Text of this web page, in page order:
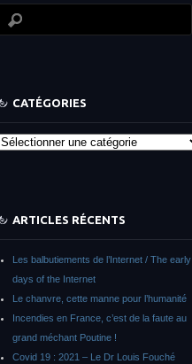
CATÉGORIES
Catégories
ARTICLES RÉCENTS
Les balbutiements de l’Internet / The early
days of the Internet
Le chanvre, cette manne pour l’humanité
Incendies en France, c’est de la faute au
grand méchant Poutine !
Covid 19 : 2021 – Le Dr Louis Fouché